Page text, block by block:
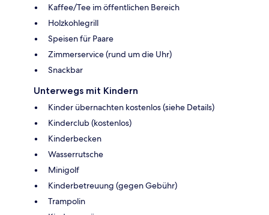
Kaffee/Tee im öffentlichen Bereich
Holzkohlegrill
Speisen für Paare
Zimmerservice (rund um die Uhr)
Snackbar
Unterwegs mit Kindern
Kinder übernachten kostenlos (siehe Details)
Kinderclub (kostenlos)
Kinderbecken
Wasserrutsche
Minigolf
Kinderbetreuung (gegen Gebühr)
Trampolin